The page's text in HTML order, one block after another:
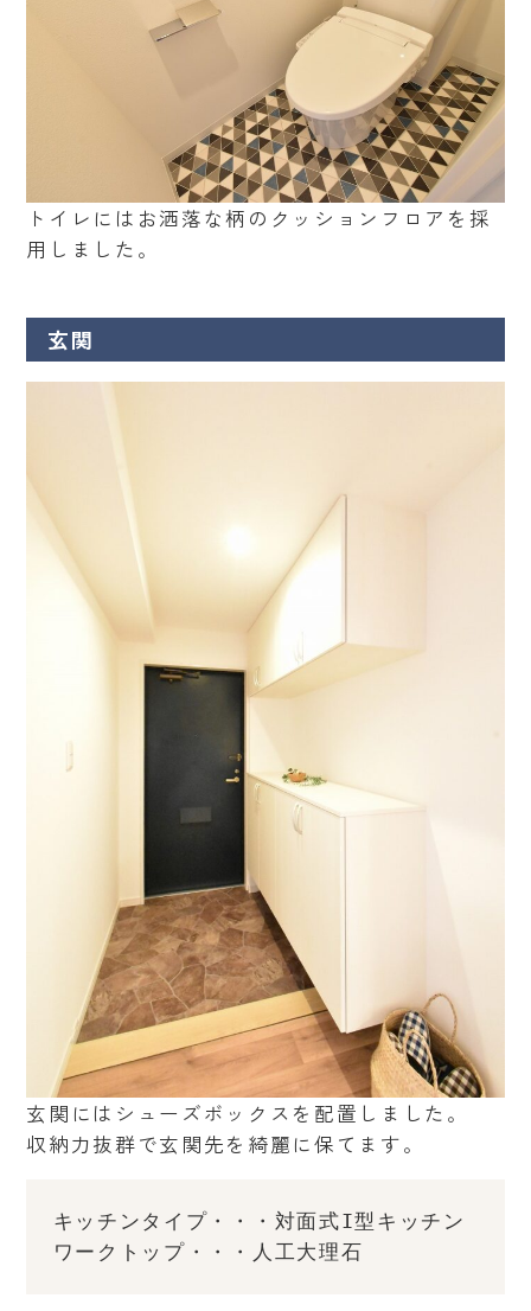
トイレにはお洒落な柄のクッションフロアを採
用しました。
玄関
玄関にはシューズボックスを配置しました。
収納力抜群で玄関先を綺麗に保てます。
キッチンタイプ・・・対面式I型キッチン
ワークトップ・・・人工大理石